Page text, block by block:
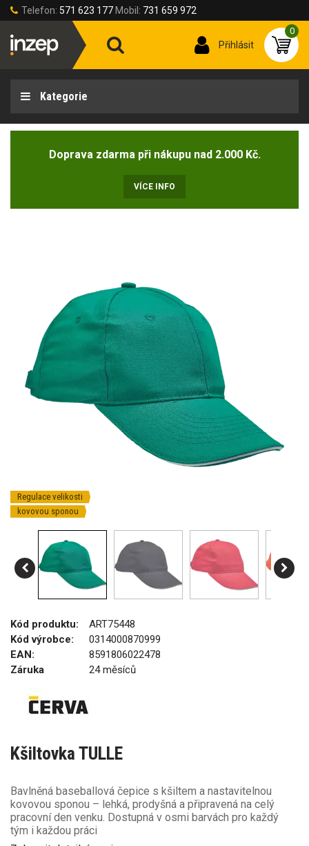
Telefon: 571 623 177 Mobil: 731 659 972
Přihlásit
0
Kategorie
Doprava zdarma při nákupu nad 2.000 Kč.
VÍCE INFO
Regulace velikosti
kovovou sponou
Kód produktu:
ART75448
Kód výrobce:
0314000870999
EAN:
8591806022478
Záruka
24 měsíců
Kšiltovka TULLE
Bavlněná baseballová čepice s kšiltem a nastavitelnou
kovovou sponou – lehká, prodyšná a připravená na celý
pracovní den venku. Dostupná v osmi barvách pro každý
tým i každou práci